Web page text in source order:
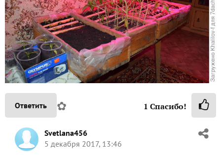
Ответить ✿ 1 Спасибо!
Svetlana456
5 декабря 2017, 13:46